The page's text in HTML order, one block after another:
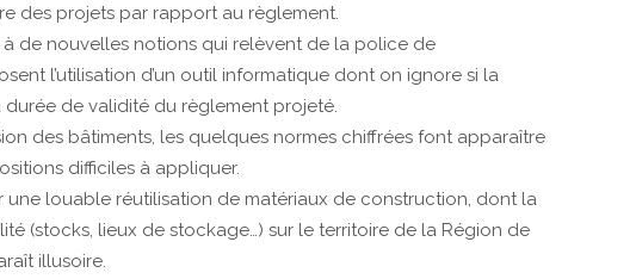
des projets par rapport au règlement.
de nouvelles notions qui relèvent de la police de
l’utilisation d’un outil informatique dont on ignore si la
de validité du règlement projeté.
des bâtiments, les quelques normes chiffrées font apparaître
difficiles à appliquer.
une louable réutilisation de matériaux de construction, dont la
(stocks, lieux de stockage…) sur le territoire de la Région de
illusoire.